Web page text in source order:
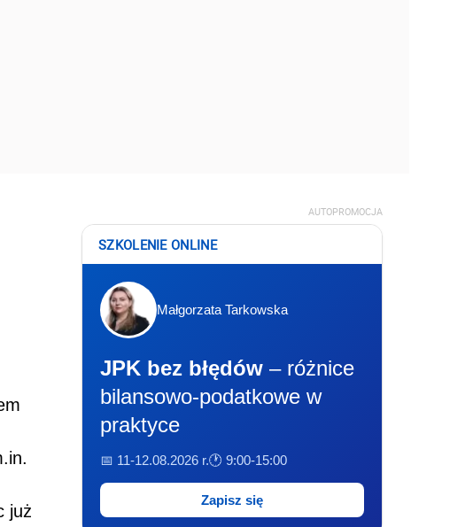
już
AUTOPROMOCJA
SZKOLENIE ONLINE
Małgorzata Tarkowska
JPK bez błędów – różnice
bilansowo-podatkowe w
praktyce
📅 11-12.08.2026 r.🕐 9:00-15:00
Zapisz się